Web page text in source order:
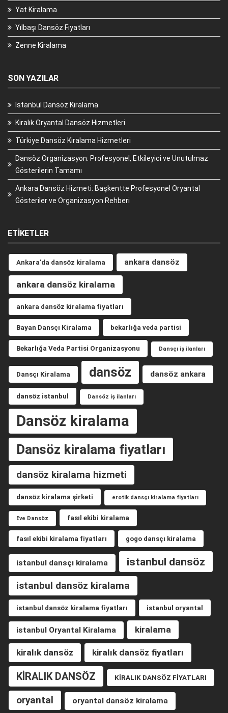
Yat Kiralama
Yılbaşı Dansöz Fiyatları
Zenne Kiralama
SON YAZILAR
İstanbul Dansöz Kiralama
Kiralık Oryantal Dansöz Hizmetleri
Türkiye Dansöz Kiralama Hizmetleri
Dansöz Organizasyon: Profesyonel, Etkileyici ve Unutulmaz
Gösterilerin Tamamı
Ankara Dansöz Hizmeti: Başkentte Profesyonel Oryantal
Gösteriler ve Organizasyon Rehberi
ETIKETLER
Ankara'da dansöz kiralama ankara dansöz
ankara dansöz kiralama
ankara dansöz kiralama fiyatları
Bayan Dansçı Kiralama bekarlığa veda partisi
Bekarlığa Veda Partisi Organizasyonu Dansçı iş ilanları
Dansçı Kiralama dansöz dansöz ankara
dansöz istanbul Dansöz iş ilanları
Dansöz kiralama
Dansöz kiralama fiyatları
dansöz kiralama hizmeti
dansöz kiralama şirketi erotik dansçı kiralama fiyatları
Eve Dansöz fasıl ekibi kiralama
fasıl ekibi kiralama fiyatları gogo dansçı kiralama
istanbul dansçı kiralama istanbul dansöz
istanbul dansöz kiralama
istanbul dansöz kiralama fiyatları istanbul oryantal
istanbul Oryantal Kiralama kiralama
kiralık dansöz kiralık dansöz fiyatları
KİRALIK DANSÖZ KİRALIK DANSÖZ FİYATLARI
oryantal oryantal dansöz kiralama